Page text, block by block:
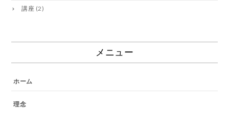
講座 (2)
メニュー
ホーム
理念